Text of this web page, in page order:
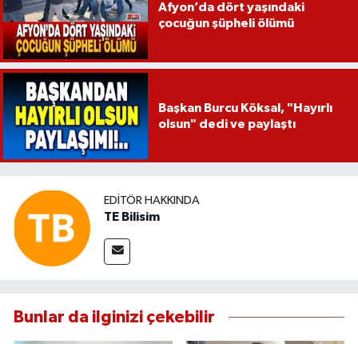
Afyon’da dört yaşındaki
çocuğun şüpheli ölümü
Başkan Burcu Köksal, "Hayırlı
olsun" dedi ve paylaştı
EDITÖR HAKKINDA
TE Bilisim
Bunlar da ilginizi çekebilir